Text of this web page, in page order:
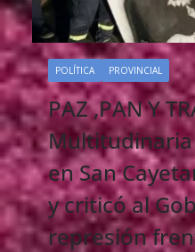
POLÍTICA PROVINCIAL
PAZ ,PAN Y
en San
y criticó al
represión